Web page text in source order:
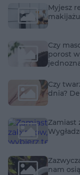
Myjesz
Czy
porost
Czy
dnia?
Zamiast
nam